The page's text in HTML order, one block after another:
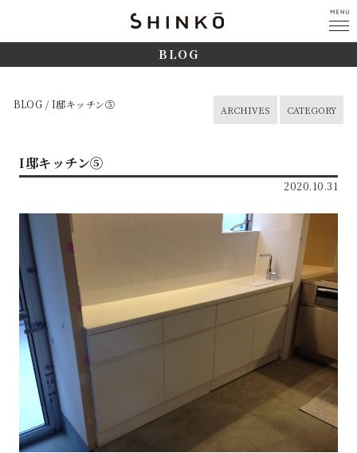
BLOG
BLOG / I邸キッチン⑤ CATEGORY
ARCHIVES
I邸キッチン⑤
2020.10.31